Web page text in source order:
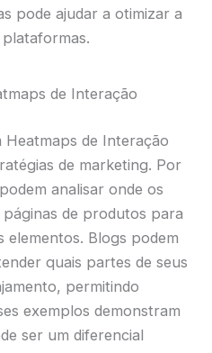
pode ajudar a otimizar a
de Interação
Heatmaps de Interação
de marketing. Por
analisar onde os
de produtos para
elementos. Blogs podem
quais partes de seus
permitindo
exemplos demonstram
ser um diferencial